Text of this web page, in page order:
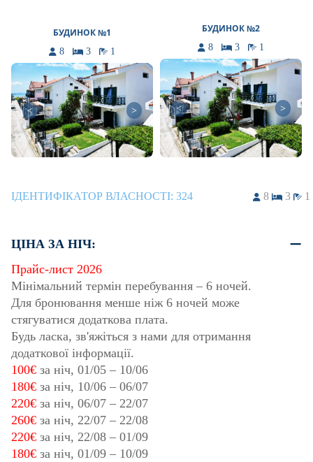
БУДИНОК №1
8 3 1
< >
БУДИНОК №2
8 3 1
< >
ІДЕНТИФІКАТОР ВЛАСНОСТІ: 324 8 3 1
ЦІНА ЗА НІЧ:
Прайс-лист 2026
Мінімальний термін перебування – 6 ночей.
Для бронювання менше ніж 6 ночей може
стягуватися додаткова плата.
Будь ласка, зв'яжіться з нами для отримання
додаткової інформації.
100€ за ніч, 01/05 – 10/06
180€ за ніч, 10/06 – 06/07
220€ за ніч, 06/07 – 22/07
260€ за ніч, 22/07 – 22/08
220€ за ніч, 22/08 – 01/09
180€ за ніч, 01/09 – 10/09